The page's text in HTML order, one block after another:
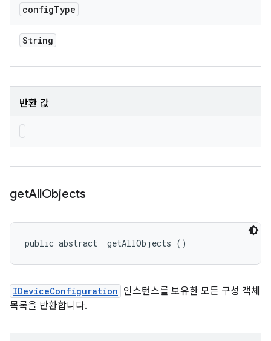
configType
String
반환 값
getAllObjects
public abstract getAllObjects ()
IDeviceConfiguration 인스턴스를 보유한 모든 구성 객체
목록을 반환합니다.